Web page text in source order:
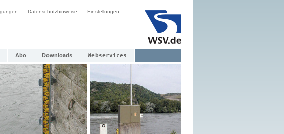
Datenschutzhinweise Einstellungen
Abo Downloads Webservices